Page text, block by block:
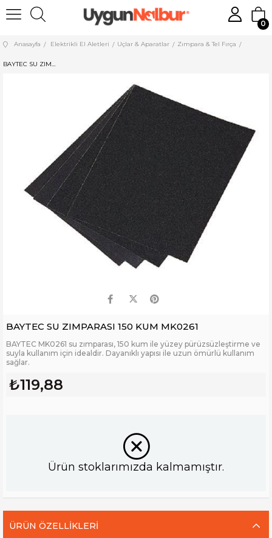
0
Anasayfa Elektrikli El Aletleri Uçlar & Aparatlar Zımpara & Tel Fırça
BAYTEC SU ZIMPARASI 150 KUM MK0261
BAYTEC SU ZIMPARASI 150 KUM MK0261
BAYTEC MK0261 su zımparası, 150 kum ile yüzey pürüzsüzleştirme ve
suyla kullanım için idealdir. Dayanıklı yapısı ile uzun ömürlü kullanım
sağlar.
₺119,88
Ürün stoklarımızda kalmamıştır.
ÜRÜN ÖZELLIKLERI